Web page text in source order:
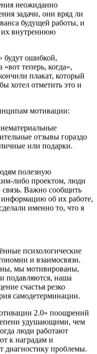
неожиданно
задачи, они вряд ли
будущей работы, и
их внутреннюю
будут ошибкой,
теперь, когда»,
плакат, который
хотел отметить это и
мотивации:
отзывы гораздо
или подарки.
полезную
либо проектом, люди
связь. Важно сообщить
об их работе,
именно то, что я
психологические
и взаимосвязи.
мы мотивированы,
подавляются, наша
счастья резко
самодетерминации.
2.0» поощрений
удушающими, чем
люди работают
к наградам и
диагностику проблемы.